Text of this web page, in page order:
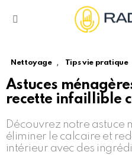
Nettoyage , Tips vie pratique
Astuces
recette infaillible
Découvrez notre astuce
éliminer le calcaire et
intérieur avec des